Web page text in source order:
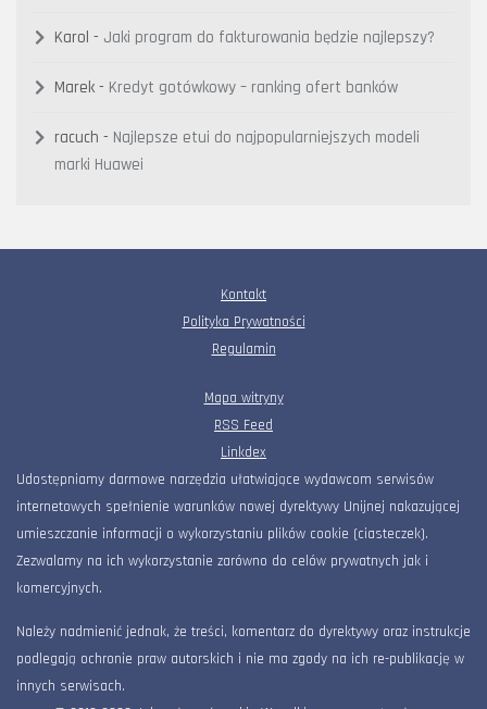
Karol - Jaki program do fakturowania będzie najlepszy?
Marek - Kredyt gotówkowy – ranking ofert banków
racuch - Najlepsze etui do najpopularniejszych modeli
marki Huawei
Kontakt
Polityka Prywatności
Regulamin
Mapa witryny
RSS Feed
Linkdex
Udostępniamy darmowe narzędzia ułatwiające wydawcom serwisów
internetowych spełnienie warunków nowej dyrektywy Unijnej nakazującej
umieszczanie informacji o wykorzystaniu plików cookie (ciasteczek).
Zezwalamy na ich wykorzystanie zarówno do celów prywatnych jak i
komercyjnych.
Należy nadmienić jednak, że treści, komentarz do dyrektywy oraz instrukcje
podlegają ochronie praw autorskich i nie ma zgody na ich re-publikację w
innych serwisach.